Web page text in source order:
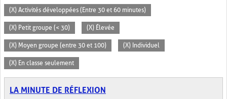
(X) Activités développées (Entre 30 et 60 minutes)
(X) Petit groupe (< 30) (X) Élevée
(X) Moyen groupe (entre 30 et 100) (X) Individuel
(X) En classe seulement
LA MINUTE DE RÉFLEXION